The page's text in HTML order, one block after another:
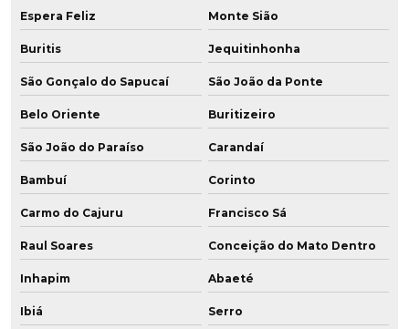
Espera Feliz Monte Sião
Buritis Jequitinhonha
São Gonçalo do Sapucaí São João da Ponte
Belo Oriente Buritizeiro
São João do Paraíso Carandaí
Bambuí Corinto
Carmo do Cajuru Francisco Sá
Raul Soares Conceição do Mato Dentro
Inhapim Abaeté
Ibiá Serro